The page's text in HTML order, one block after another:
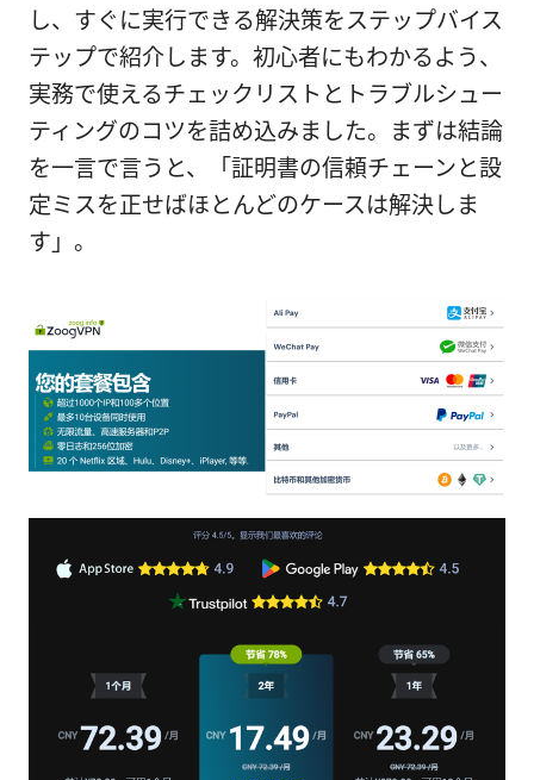
し、すぐに実行できる解決策をステップバイス
テップで紹介します。初心者にもわかるよう、
実務で使えるチェックリストとトラブルシュー
ティングのコツを詰め込みました。まずは結論
を一言で言うと、「証明書の信頼チェーンと設
定ミスを正せばほとんどのケースは解決しま
す」。